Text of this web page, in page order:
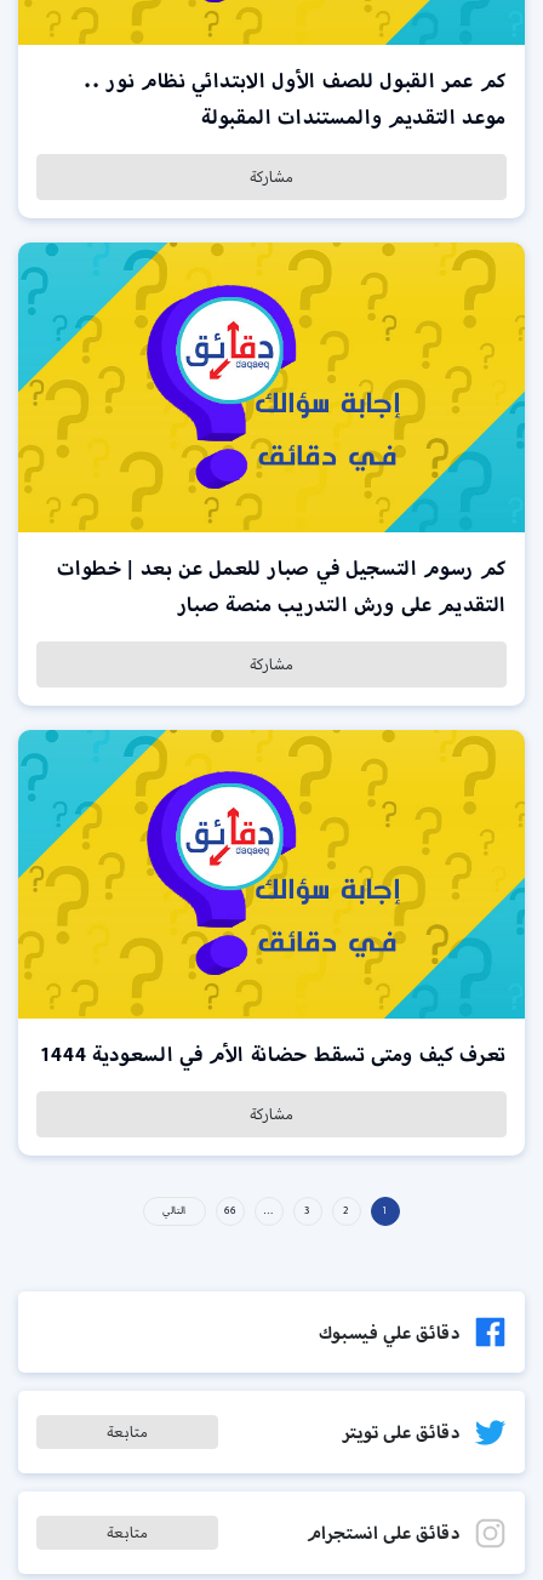
كم عمر القبول للصف الأول الابتدائي نظام نور ..
موعد التقديم والمستندات المقبولة
مشاركة
كم رسوم التسجيل في صبار للعمل عن بعد | خطوات
التقديم على ورش التدريب منصة صبار
مشاركة
تعرف كيف ومتى تسقط حضانة الأم في السعودية 1444
مشاركة
1
2
3
…
66 التالي
دقائق علي فيسبوك
دقائق على تويتر متابعة
دقائق على انستجرام متابعة